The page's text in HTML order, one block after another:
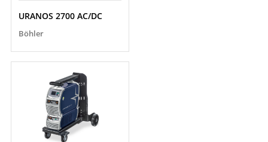
URANOS 2700 AC/DC
Böhler